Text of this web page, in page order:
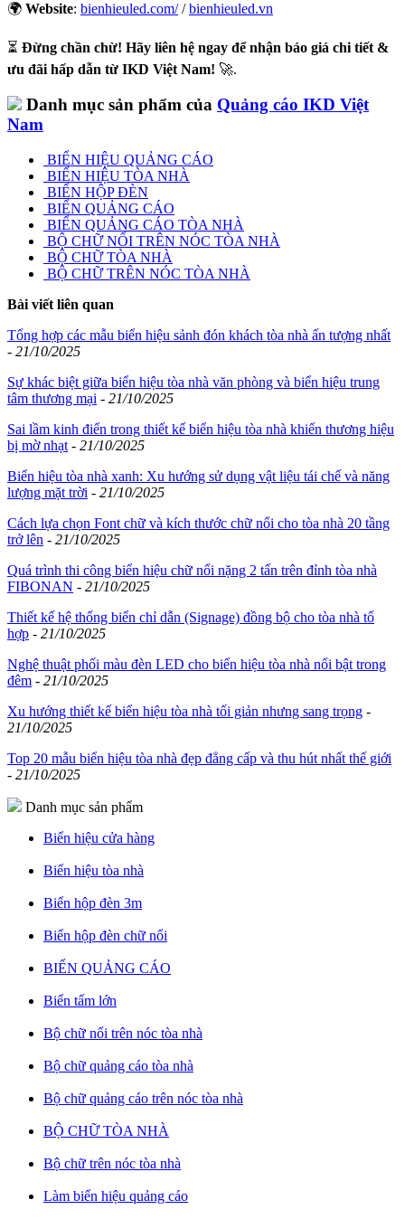
🌍 Website: bienhieuled.com//bienhieuled.vn
⏳ Đừng chần chừ! Hãy liên hệ ngay để nhận báo giá chi tiết &
ưu đãi hấp dẫn từ IKD Việt Nam! 🚀.
Danh mục sản phẩm của Quảng cáo IKD Việt
Nam
BIỂN HIỆU QUẢNG CÁO
BIỂN HIỆU TÒA NHÀ
BIỂN HỘP ĐÈN
BIỂN QUẢNG CÁO
BIỂN QUẢNG CÁO TÒA NHÀ
BỘ CHỮ NỔI TRÊN NÓC TÒA NHÀ
BỘ CHỮ TÒA NHÀ
BỘ CHỮ TRÊN NÓC TÒA NHÀ
Bài viết liên quan
Tổng hợp các mẫu biển hiệu sảnh đón khách tòa nhà ấn tượng nhất
- 21/10/2025
Sự khác biệt giữa biển hiệu tòa nhà văn phòng và biển hiệu trung
tâm thương mại - 21/10/2025
Sai lầm kinh điển trong thiết kế biển hiệu tòa nhà khiến thương hiệu
bị mờ nhạt - 21/10/2025
Biển hiệu tòa nhà xanh: Xu hướng sử dụng vật liệu tái chế và năng
lượng mặt trời - 21/10/2025
Cách lựa chọn Font chữ và kích thước chữ nổi cho tòa nhà 20 tầng
trở lên - 21/10/2025
Quá trình thi công biển hiệu chữ nổi nặng 2 tấn trên đỉnh tòa nhà
FIBONAN - 21/10/2025
Thiết kế hệ thống biển chỉ dẫn (Signage) đồng bộ cho tòa nhà tổ
hợp - 21/10/2025
Nghệ thuật phối màu đèn LED cho biển hiệu tòa nhà nổi bật trong
đêm - 21/10/2025
Xu hướng thiết kế biển hiệu tòa nhà tối giản nhưng sang trọng -
21/10/2025
Top 20 mẫu biển hiệu tòa nhà đẹp đẳng cấp và thu hút nhất thế giới
- 21/10/2025
Danh mục sản phẩm
Biển hiệu cửa hàng
Biển hiệu tòa nhà
Biển hộp đèn 3m
Biển hộp đèn chữ nổi
BIỂN QUẢNG CÁO
Biển tấm lớn
Bộ chữ nổi trên nóc tòa nhà
Bộ chữ quảng cáo tòa nhà
Bộ chữ quảng cáo trên nóc tòa nhà
BỘ CHỮ TÒA NHÀ
Bộ chữ trên nóc tòa nhà
Làm biển hiệu quảng cáo